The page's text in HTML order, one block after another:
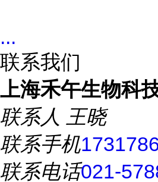
...
联系我们
上海禾午生物科
联系人 王晓
联系手机
联系电话021-